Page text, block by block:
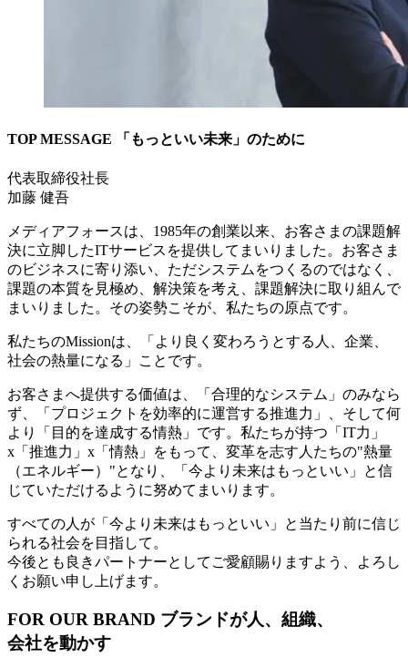
TOP MESSAGE 「 もっといい未来」のために
代表取締役社長
加藤 健吾
メディアフォースは、1985年の創業以来、お客さまの課題解
決に立脚したITサービスを提供してまいりました。お客さま
のビジネスに寄り添い、ただシステムをつくるのではなく、
課題の本質を見極め、解決策を考え、課題解決に取り組んで
まいりました。その姿勢こそが、私たちの原点です。
私たちのMissionは、「より良く変わろうとする人、企業、
社会の熱量になる」ことです。
お客さまへ提供する価値は、「合理的なシステム」のみなら
ず、「プロジェクトを効率的に運営する推進力」、そして何
より「目的を達成する情熱」です。私たちが持つ「IT力」
x「推進力」x「情熱」をもって、変革を志す人たちの"熱量
（エネルギー）"となり、「今より未来はもっといい」と信
じていただけるように努めてまいります。
すべての人が「今より未来はもっといい」と当たり前に信じ
られる社会を目指して。
今後とも良きパートナーとしてご愛顧賜りますよう、よろし
くお願い申し上げます。
FOR OUR BRAND ブランドが人、組織、
会社を動かす